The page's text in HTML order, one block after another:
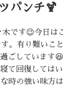
パンチ🍹
木です😉今日は
。有り難いこ
ごしています
て回復しては
時の強い味方